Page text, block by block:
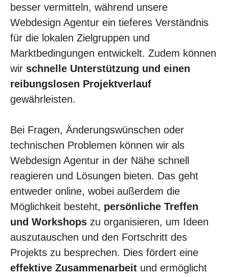
besser vermitteln, während unsere
Webdesign Agentur ein tieferes Verständnis
für die lokalen Zielgruppen und
Marktbedingungen entwickelt. Zudem können
wir schnelle Unterstützung und einen
reibungslosen Projektverlauf
gewährleisten.
Bei Fragen, Änderungswünschen oder
technischen Problemen können wir als
Webdesign Agentur in der Nähe schnell
reagieren und Lösungen bieten. Das geht
entweder online, wobei außerdem die
Möglichkeit besteht, persönliche Treffen
und Workshops zu organisieren, um Ideen
auszutauschen und den Fortschritt des
Projekts zu besprechen. Dies fördert eine
effektive Zusammenarbeit und ermöglicht